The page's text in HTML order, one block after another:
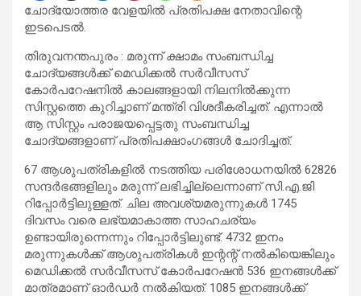
ചോദ്യോത്തര വേളയില്‍ പ്രതിപക്ഷ നേതാവിന്റെ
ഇടപെടല്‍.
തിരുവനന്തപുരം : മരുന്ന് ക്ഷാമം സംബന്ധിച്ച
ചോദ്യങ്ങള്‍ക്ക് മെഡിക്കല്‍ സര്‍വീസസ്
കോര്‍പറേഷനില്‍ കാലങ്ങളായി നിലനില്‍ക്കുന്ന
സിസ്റ്റത്തെ കുറിച്ചാണ് മന്ത്രി വിശദീകരിച്ചത്. എന്നാല്‍
ആ സിസ്റ്റം പരാജയപ്പെട്ടതു സംബന്ധിച്ച
ചോദ്യങ്ങളാണ് പ്രതിപക്ഷാംഗങ്ങള്‍ ചോദിച്ചത്.
67 ആശുപത്രികളില്‍ നടത്തിയ പരിശോധനയില്‍ 62826
സന്ദര്‍ഭങ്ങളിലും മരുന്ന് ലഭിച്ചില്ലെന്നാണ് സി.എ.ജി
റിപ്പോര്‍ട്ടിലുള്ളത്. ചില അവശ്യമരുന്നുകള്‍ 1745
ദിവസം വരെ ലഭ്യമാകാത്ത സാഹചര്യം
ഉണ്ടായിരുന്നെന്നും റിപ്പോര്‍ട്ടിലുണ്ട്. 4732 ഇനം
മരുന്നുകള്‍ക്ക് ആശുപത്രികള്‍ ഇന്റന്റ് നല്‍കിയെങ്കിലും
മെഡിക്കല്‍ സര്‍വീസസ് കോര്‍പറേഷന്‍ 536 ഇനങ്ങള്‍ക്ക്
മാത്രമാണ് ഓര്‍ഡര്‍ നല്‍കിയത്. 1085 ഇനങ്ങള്‍ക്ക്